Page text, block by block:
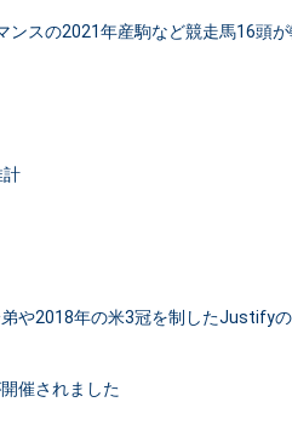
スの2021年産駒など競走馬16頭
計
や2018年の米3冠を制したJustify
催されました